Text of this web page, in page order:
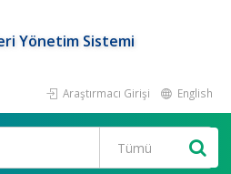
Yönetim Sistemi
Araştırmacı Girişi English